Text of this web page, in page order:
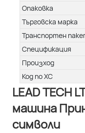
Опаковка
Търговска марка
Транспортен
Спецификация
Произход
Код по ХС
LEAD TECH
машина
символи